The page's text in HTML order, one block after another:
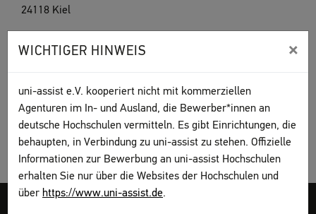
WICHTIGER HINWEIS ×
uni-assist e.V. kooperiert nicht mit kommerziellen
Agenturen im In- und Ausland, die Bewerber*innen an
deutsche Hochschulen vermitteln. Es gibt Einrichtungen, die
behaupten, in Verbindung zu uni-assist zu stehen. Offizielle
Informationen zur Bewerbung an uni-assist Hochschulen
erhalten Sie nur über die Websites der Hochschulen und
über https://www.uni-assist.de.
24118 Kiel